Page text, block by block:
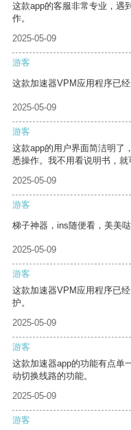
这款app的客服非常专业，遇
作。
2025-05-09
游客
这款加速器VPM应用程序已
2025-05-09
游客
这款app的用户界面简洁明了
悉操作。我不用看说明书，就
2025-05-09
游客
梯子神器，ins随便看，美美哒
2025-05-09
游客
这款加速器VPM应用程序已
护。
2025-05-09
游客
这款加速器app的功能有点单
动切换线路的功能。
2025-05-09
游客